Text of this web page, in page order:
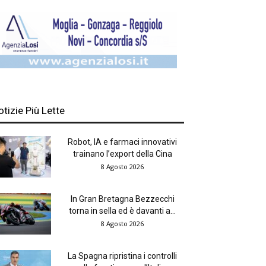
Più Lette
Robot, IA e farmaci innovativi
trainano l’export della Cina
8 Agosto 2026
In Gran Bretagna Bezzecchi
torna in sella ed è davanti a...
8 Agosto 2026
La Spagna ripristina i controlli